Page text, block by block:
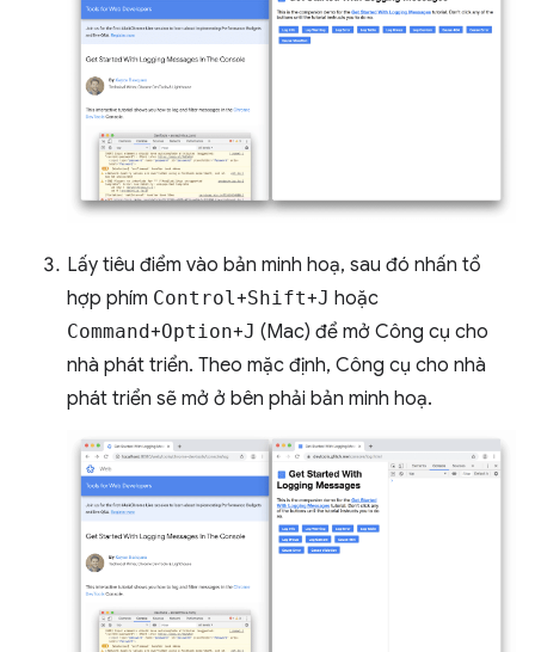
Lấy tiêu điểm vào bản minh hoạ, sau đó nhấn tổ
hợp phím Control+Shift+J hoặc
Command+Option+J (Mac) để mở Công cụ cho
nhà phát triển. Theo mặc định, Công cụ cho nhà
phát triển sẽ mở ở bên phải bản minh hoạ.